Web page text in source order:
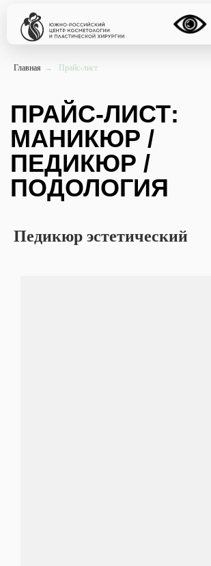
Главная → Прайс-лист
МАНИКЮР /
ПЕДИКЮР /
ПОДОЛОГИЯ
Педикюр эстетический